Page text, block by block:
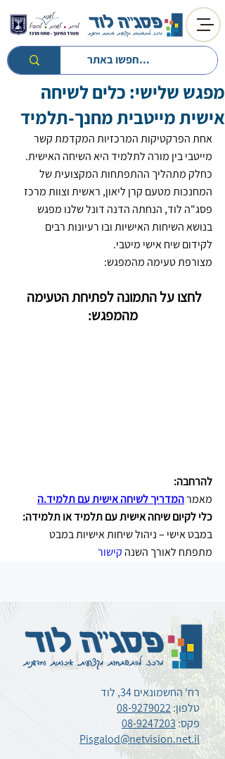
חזרה למעגל השנה
חזרה לטיפים
מפגש שלישי: כלים לשיחה
אישית מייטבית מחנך-תלמיד
אחת הפרקטיקות המרכזיות המקדמת קשר
מייטבי בין מורה לתלמיד היא השיחה האישית.
כחלק מתהליך ההתפתחות המקצועית של
המחנכות מטעם קרן ליאון, ראשית וצוות מרכז
פסג"ה לוד, הנחתה הדנה דונל שלנו מפגש
בנושא השיחות האישיות ובו רעיונות רבים
לקידום שיח אישי מיטבי.
מצורפת טעימה מהמפגש:
לחצו על התמונה לפתיחת הטעימה
מהמפגש:
להרחבה:
מאמר המדריך לשיחה אישית עם תלמיד.ה
כלי לקיום שיחה אישית עם תלמיד או תלמידה:
במבט אישי – ניהול שיחות אישיות במבט
מתפתח לאורך השנה קישור
רח' החשמונאים 34, לוד
טלפון:08-9279022
פקס:08-9247203
Pisgalod@netvision.net.il